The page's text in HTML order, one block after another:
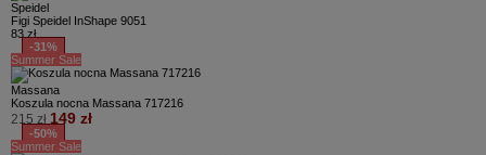
Speidel
Figi Speidel InShape 9051
83 zł
-31%
Summer Sale
Massana
Koszula nocna Massana 717216
215 zł 149 zł
-50%
Summer Sale